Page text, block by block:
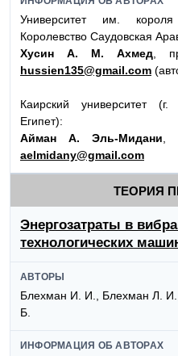
Университет им.
Королевство Саудовская
Хусин А. М. Ахмед,
hussien135@gmail.com
Каирский университет
Египет):
Айман А. Эль-Мидани,
aelmidany@gmail.com
ТЕОРИЯ
Энергозатраты в
технологических
АВТОРЫ
Блехман И. И., Блехман Л.
Б.
ИНФОРМАЦИЯ ОБ АВТОРАХ